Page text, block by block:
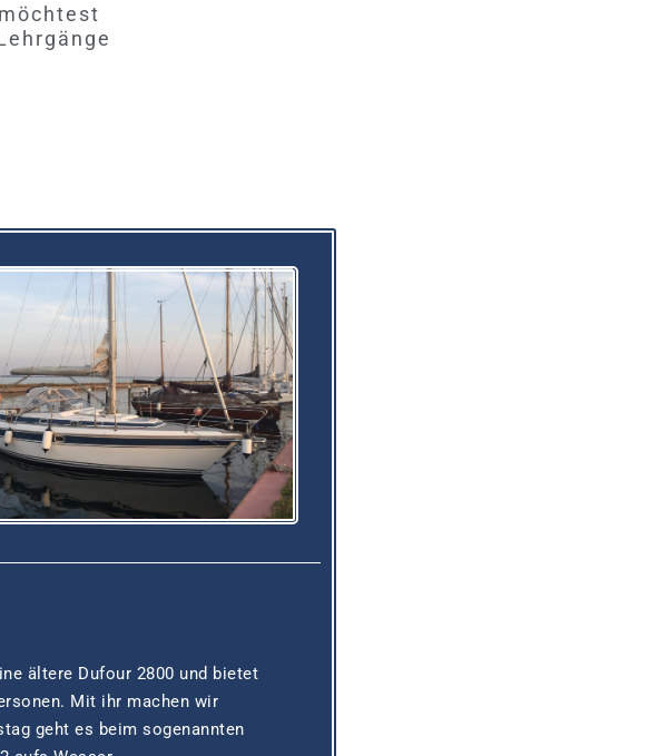
ältere Dufour 2800 und bietet
Mit ihr machen wir
geht es beim sogenannten